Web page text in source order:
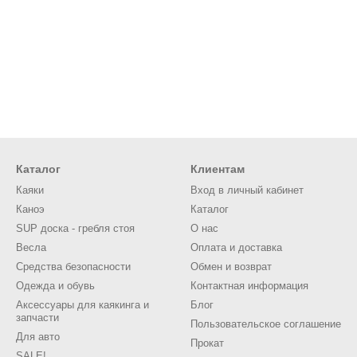
Каталог
Каяки
Каноэ
SUP доска - гребля стоя
Весла
Средства безопасности
Одежда и обувь
Аксессуары для каякинга и
запчасти
Для авто
Клиентам
Вход в личный кабинет
Каталог
О нас
Оплата и доставка
Обмен и возврат
Контактная информация
Блог
Пользовательское соглашение
Прокат